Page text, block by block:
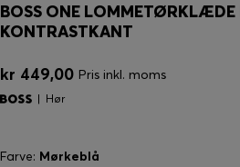
BOSS ONE LOMMETØRKLÆDE
KONTRASTKANT
kr 449,00 Pris inkl. moms
Hør
Farve: Mørkeblå